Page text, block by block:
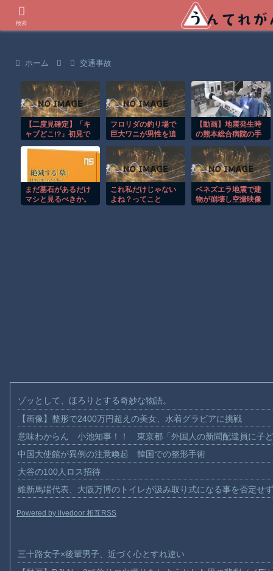
ホーム 交通事故
【二度見確定】「キ
ャブどこ!?」初見で
トラックｗ【低す
フロリダの釣り場で
巨大ワニが男性を追
間！！
【動画】地震発生時
の熊本総合病院の手
Дﾟ)))
まだ墓石があるだけ
マシと見るべきか。
これ私だけじゃない
よね？ってこと
ベネズエラ地震で建
物が崩壊し空撮映像
ゾッとして、ほろりとする奇妙な物語。
【画像】整形で2400万円超えの美女、水着グラビアに挑戦
意味わからん 小池知事！！ 東京都「外国人の新聞配達員に子
中国大使館が異例の注意喚起 韓国での整形手術
大谷の100人ロス招待
維新馬場代表、大阪万博のトイレが汲み取り式になる事を否定せ
Powered by livedoor 相互RSS
三十路女子×後輩男子、近づく心とすれ違い
検索